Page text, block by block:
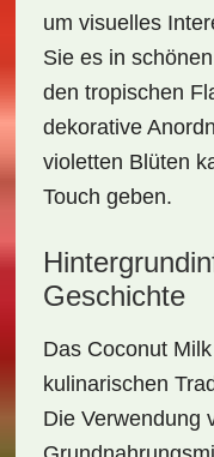
um visuelles
Sie es in
den tropischen
dekorative
violetten Blüten
Touch geben.
Geschichte
Das Coconut
kulinarischen
Die Verwendung